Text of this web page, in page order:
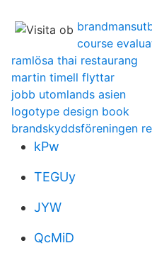
course
ramlösa thai restaurang
martin timell flyttar
jobb utomlands asien
logotype design book
brandskyddsföreningen
kPw
TEGUy
JYW
QcMiD